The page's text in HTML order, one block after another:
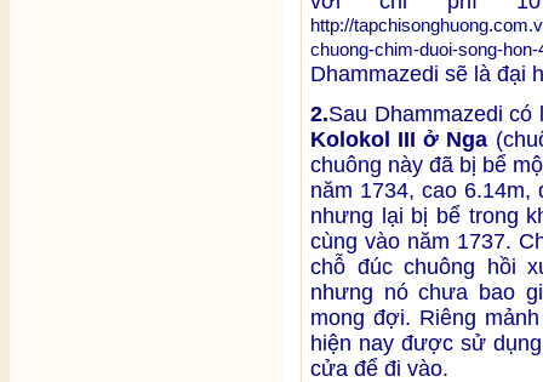
http://
chuong-chim-duoi-song-
Dhammazedi sẽ là đại
2.Sau Dhammazedi
Kolokol III ở Nga
chuông này đã bị bể
năm 1734, cao
nhưng lại bị bể trong
cùng vào năm 1737.
chỗ đúc chuông hồi
nhưng nó chưa bao
mong đợi. Riêng
hiện nay được sử
cửa để đi vào.